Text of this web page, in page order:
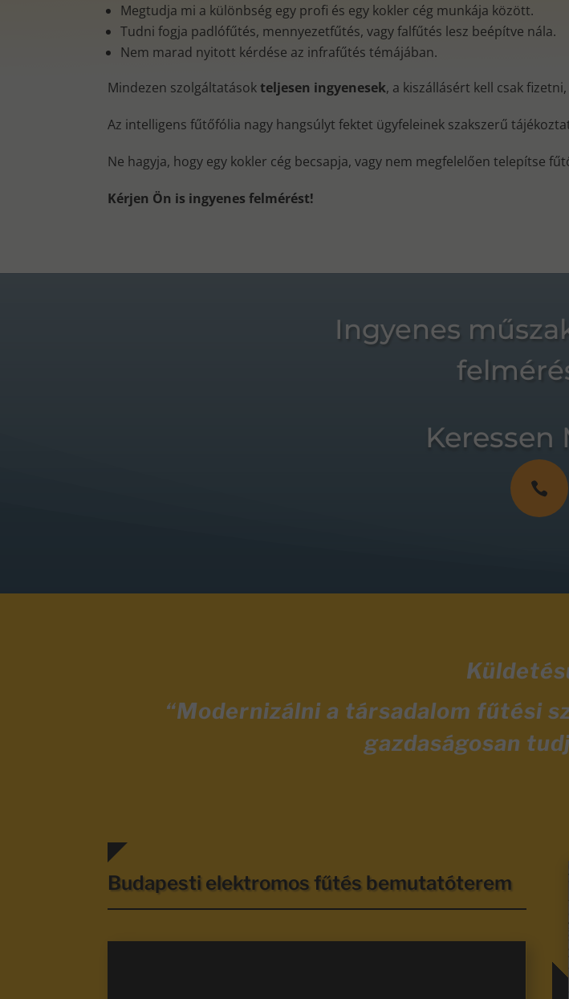
Megtudja mi a különbség egy profi és egy kokler cég munkája között.
Tudni fogja padlófűtés, mennyezetfűtés, vagy falfűtés lesz beépítve nála.
Nem marad nyitott kérdése az infrafűtés témájában.
Mindezen szolgáltatásokteljesen ingyenesek, a kiszállásért kell csak
Az intelligens fűtőfólia nagy hangsúlyt fektet ügyfeleinek szakszerű
Ne hagyja, hogy egy kokler cég becsapja, vagy nem megfelelően telepítse
Kérjen Ön is ingyenes felmérést!
Ingyenes
Keressen

“Modernizálni a társadalom fűtési
gazdaságosan
Budapesti elektromos fűtés bemutatóterem